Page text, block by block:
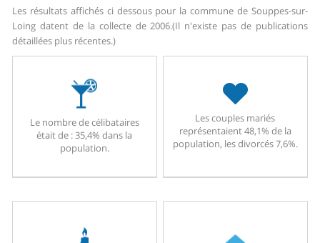
Les résultats affichés ci dessous pour la commune de Souppes-sur-
Loing datent de la collecte de 2006.(Il n'existe pas de publications
détaillées plus récentes.)
Le nombre de célibataires
était de : 35,4% dans la
population.
Les couples mariés
représentaient 48,1% de la
population, les divorcés 7,6%.